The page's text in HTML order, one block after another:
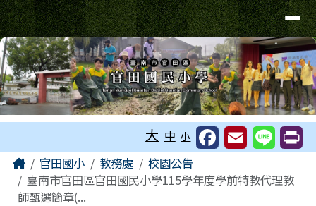
跳至主內容區
台南市官田國小
導覽列
大 中 小
主內容區域
Home官田國小 教務處
校園公告
臺南市官田區官田國民小學115學年度學前特教代理教
師甄選簡章(...
頁尾區域